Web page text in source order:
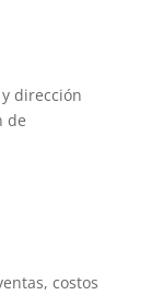
dirección
de
costos